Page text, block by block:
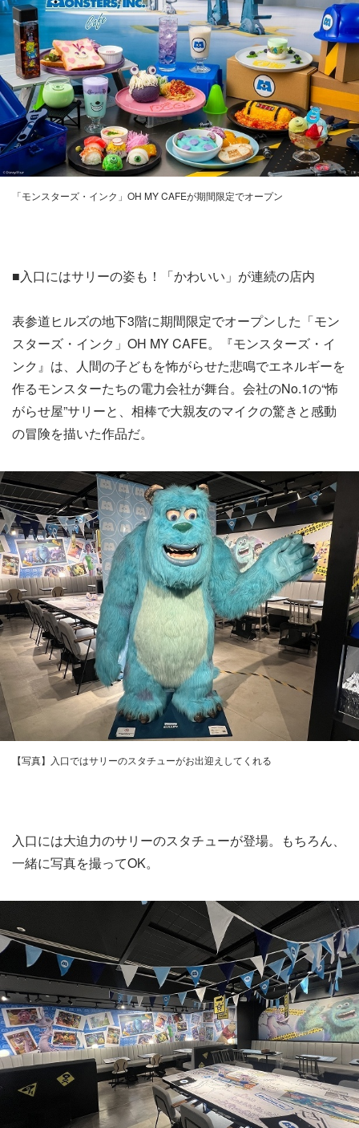
「モンスターズ・インク」OH MY CAFEが期間限定でオープン
■入口にはサリーの姿も！「かわいい」が連続の店内
表参道ヒルズの地下3階に期間限定でオープンした「モン
スターズ・インク」OH MY CAFE。『モンスターズ・イ
ンク』は、人間の子どもを怖がらせた悲鳴でエネルギーを
作るモンスターたちの電力会社が舞台。会社のNo.1の“怖
がらせ屋”サリーと、相棒で大親友のマイクの驚きと感動
の冒険を描いた作品だ。
【写真】入口ではサリーのスタチューがお出迎えしてくれる
入口には大迫力のサリーのスタチューが登場。もちろん、
一緒に写真を撮ってOK。